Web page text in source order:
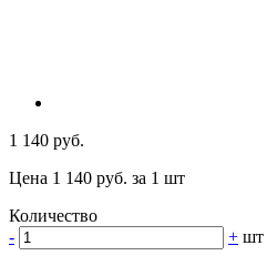
1 140 руб.
Цена 1 140 руб. за 1 шт
Количество
-
+ шт